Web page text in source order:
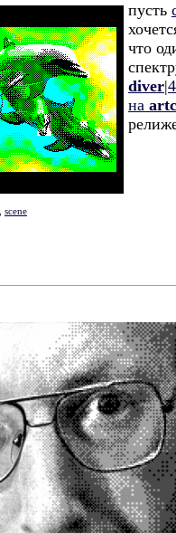
пусть
что
diver|
на
scene